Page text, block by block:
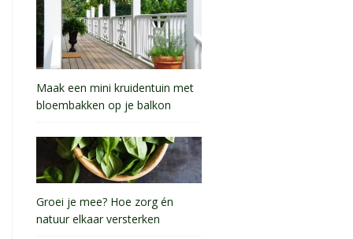
Maak een mini kruidentuin met
bloembakken op je balkon
Groei je mee? Hoe zorg én
natuur elkaar versterken